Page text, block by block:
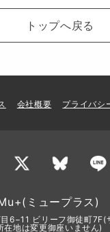
トップへ戻る
会社概要 プライバシ
ミュープラス)
6−11 ビリーフ御徒町7F(
在地は変更御座いません)